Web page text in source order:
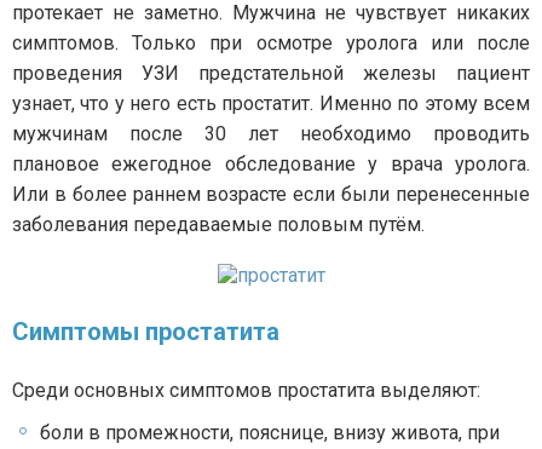
протекает не заметно. Мужчина не чувствует никаких
симптомов. Только при осмотре уролога или после
проведения УЗИ предстательной железы пациент
узнает, что у него есть простатит. Именно по этому всем
мужчинам после 30 лет необходимо проводить
плановое ежегодное обследование у врача уролога.
Или в более раннем возрасте если были перенесенные
заболевания передаваемые половым путём.
Симптомы простатита
Среди основных симптомов простатита выделяют:
боли в промежности, пояснице, внизу живота, при